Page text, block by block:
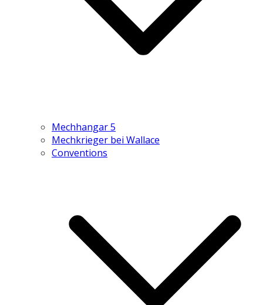
Mechhangar 5
Mechkrieger bei Wallace
Conventions